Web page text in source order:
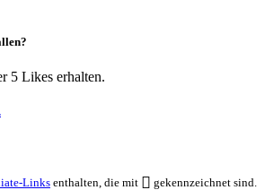
5 Likes erhalten.
Linksenthalten, die mit
gekennzeichnet sind.